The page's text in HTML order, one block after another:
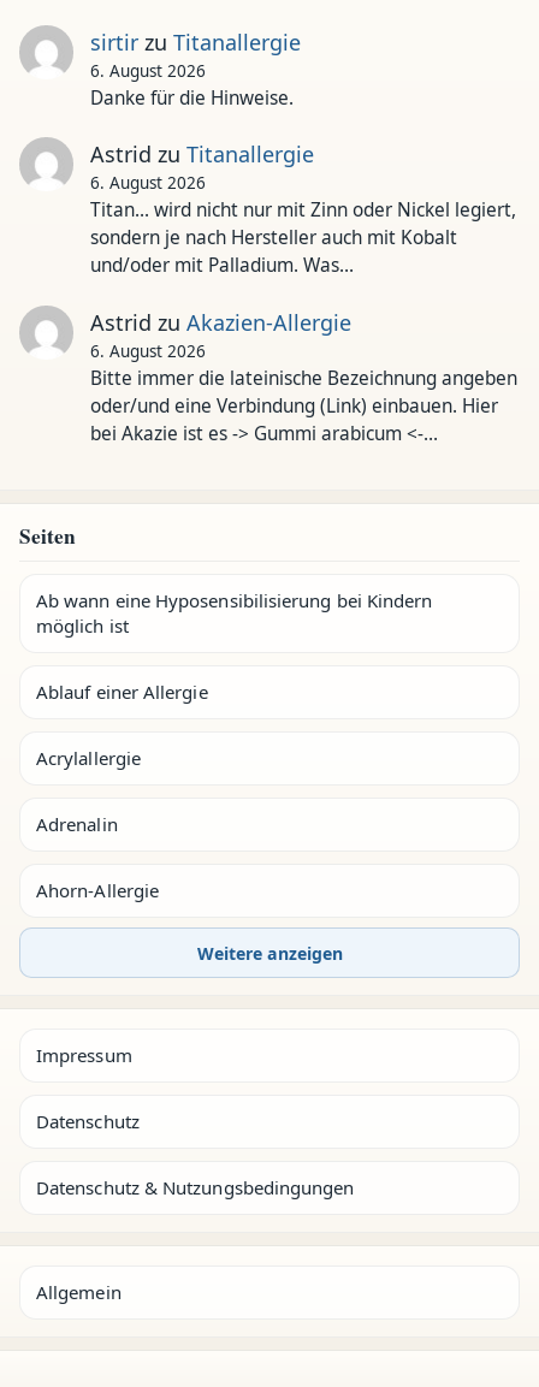
sirtirzu Titanallergie
6. August 2026
Danke für die Hinweise.
Astrid zu Titanallergie
6. August 2026
Titan... wird nicht nur mit Zinn oder Nickel legiert,
sondern je nach Hersteller auch mit Kobalt
und/oder mit Palladium. Was…
Astrid zu Akazien-Allergie
6. August 2026
Bitte immer die lateinische Bezeichnung angeben
oder/und eine Verbindung (Link) einbauen. Hier
bei Akazie ist es -> Gummi arabicum <-…
Seiten
Ab wann eine Hyposensibilisierung bei Kindern
möglich ist
Ablauf einer Allergie
Acrylallergie
Adrenalin
Ahorn-Allergie
Weitere anzeigen
Impressum
Datenschutz
Datenschutz & Nutzungsbedingungen
Allgemein